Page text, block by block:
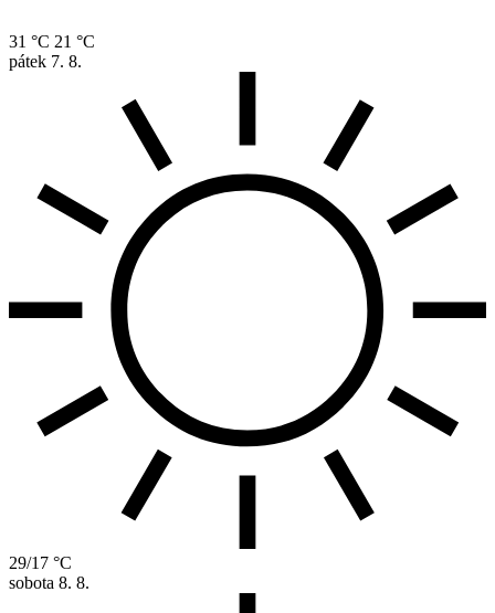
31 °C 21 °C
pátek 7. 8.
29/17 °C
sobota 8. 8.